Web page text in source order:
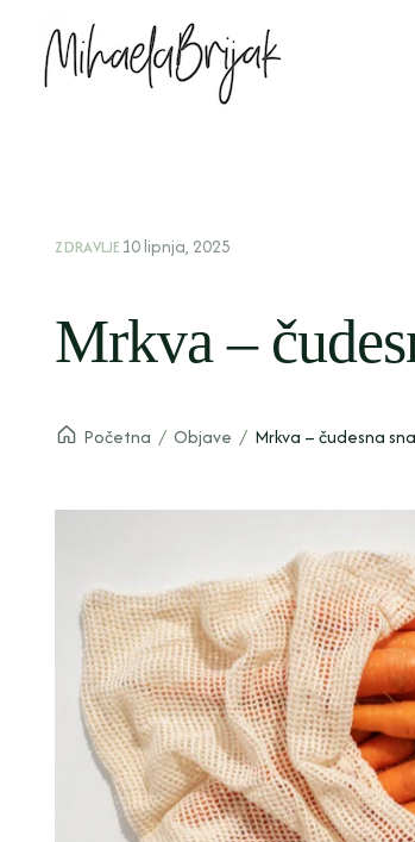
ZDRAVLJE 10 lipnja, 2025
Mrkva –
Početna / Objave / Mrkva – čudesna